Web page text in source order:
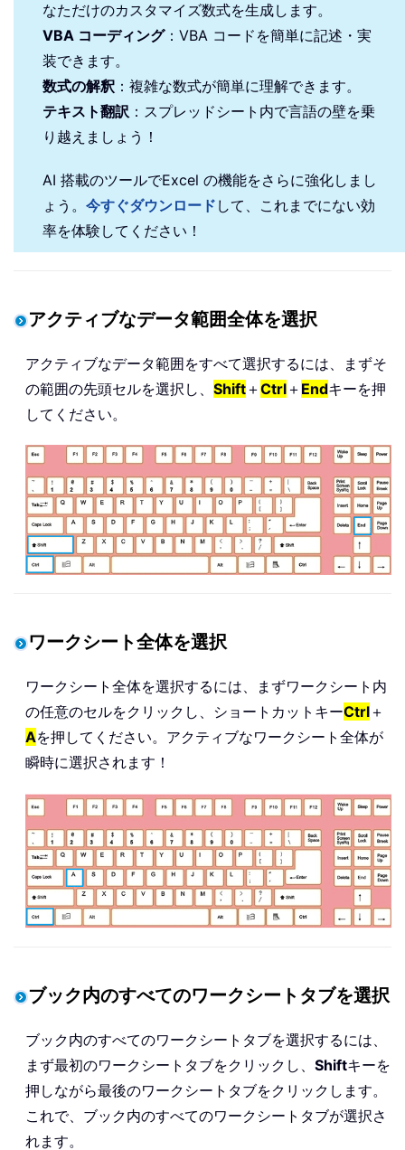
なただけのカスタマイズ数式を生成します。
VBA コーディング：VBA コードを簡単に記述・実
装できます。
数式の解釈 ：複雑な数式が簡単に理解できます。
テキスト翻訳 ：スプレッドシート内で言語の壁を乗
り越えましょう！
AI 搭載のツールでExcel の機能をさらに強化しまし
ょう。 今すぐダウンロード して、これまでにない効
率を体験してください！
アクティブなデータ範囲全体を選択
アクティブなデータ範囲をすべて選択するには、まずそ
の範囲の先頭セルを選択し、 Shift＋Ctrl＋ Endキーを押
してください。
ワークシート全体を選択
ワークシート全体を選択するには、まずワークシート内
の任意のセルをクリックし、ショートカットキーCtrl＋
Aを押してください。アクティブなワークシート全体が
瞬時に選択されます！
ブック内のすべてのワークシートタブを選択
ブック内のすべてのワークシートタブを選択するには、
まず最初のワークシートタブをクリックし、 Shiftキーを
押しながら最後のワークシートタブをクリックします。
これで、ブック内のすべてのワークシートタブが選択さ
れます。